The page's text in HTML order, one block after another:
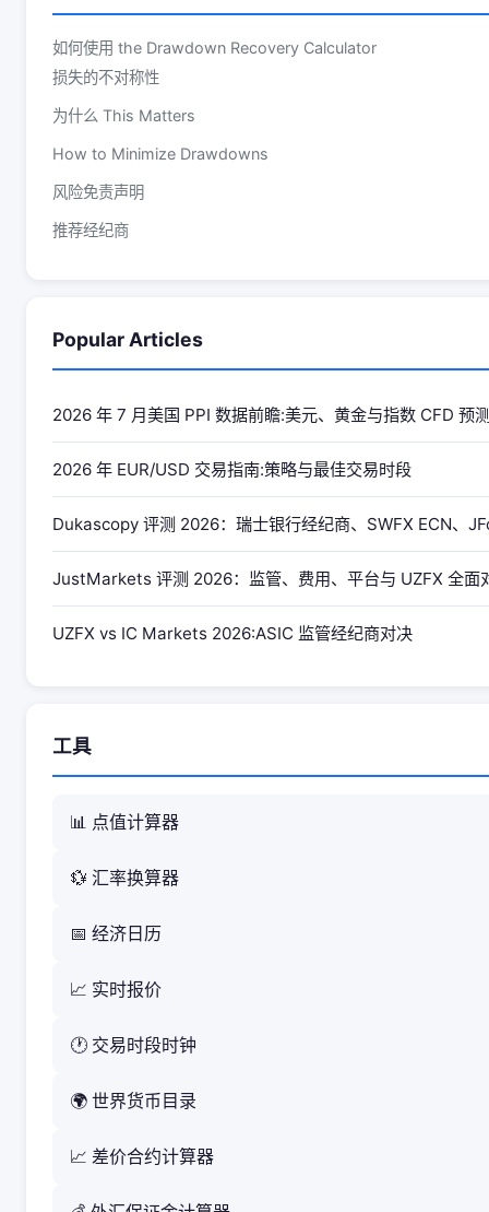
如何使用 the Drawdown Recovery Calculator
损失的不对称性
为什么 This Matters
How to Minimize Drawdowns
风险免责声明
推荐经纪商
Popular Articles
2026 年 7 月美国 PPI 数据前瞻:美元、黄金与指数 CFD 预
2026 年 EUR/USD 交易指南:策略与最佳交易时段
Dukascopy 评测 2026：瑞士银行经纪商、SWFX ECN、
JustMarkets 评测 2026：监管、费用、平台与 UZFX 全面
UZFX vs IC Markets 2026:ASIC 监管经纪商对决
工具
📊 点值计算器
💱 汇率换算器
📅 经济日历
📈 实时报价
🕐 交易时段时钟
🌍 世界货币目录
📈 差价合约计算器